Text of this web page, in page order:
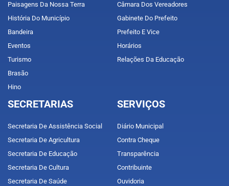
Paisagens Da Nossa Terra
História Do Município
Bandeira
Eventos
Turismo
Brasão
Hino
Câmara Dos Vereadores
Gabinete Do Prefeito
Prefeito E Vice
Horários
Relações Da Educação
SECRETARIAS
Secretaria De Assistência Social
Secretaria De Agricultura
Secretaria De Educação
Secretaria De Cultura
Secretaria De Saúde
SERVIÇOS
Diário Municipal
Contra Cheque
Transparência
Contribuinte
Ouvidoria